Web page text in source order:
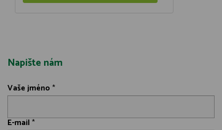
Napište nám
Vaše jméno *
E-mail *